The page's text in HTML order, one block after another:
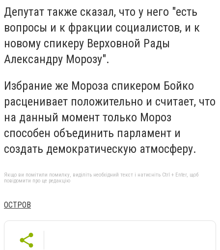
Депутат также сказал, что у него "есть
вопросы и к фракции социалистов, и к
новому спикеру Верховной Рады
Александру Морозу".
Избрание же Мороза спикером Бойко
расценивает положительно и считает, что
на данный момент только Мороз
способен объединить парламент и
создать демократическую атмосферу.
Якщо ви помітили помилку, виділіть необхідний текст і натисніть Ctrl + Enter, щоб
повідомити про це редакцію
ОСТРОВ